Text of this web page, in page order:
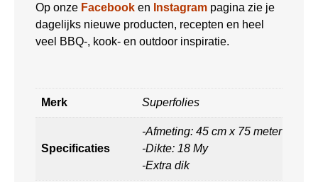
Op onze Facebook en Instagram pagina zie je
dagelijks nieuwe producten, recepten en heel
veel BBQ-, kook- en outdoor inspiratie.
Merk Superfolies
Specificaties
-Afmeting: 45 cm x 75 meter
-Dikte: 18 My
-Extra dik